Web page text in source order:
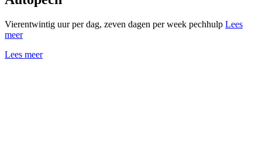
Vierentwintig uur per dag, zeven dagen per week pechhulp Lees
meer
Lees meer